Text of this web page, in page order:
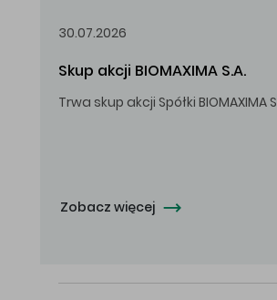
30.07.2026
Skup akcji BIOMAXIMA S.A.
Zobacz więcej